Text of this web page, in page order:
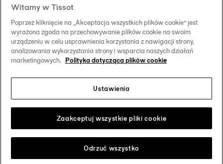
Kontakt
Co nas wyróżnia
Obserwuj nas w mediach społecznościowych
Zmień swój kraj/region Tissot Copyrights 2026
Witamy w Tissot
Poprzez kliknięcie na „Akceptacja wszystkich plików cookie” jest
wyrażona zgoda na przechowywanie plików cookie na swoim
urządzeniu w celu usprawnienia korzystania z nawigacji strony,
analizowania wykorzystania strony i wsparcia naszych działań
marketingowych. Polityka dotycząca plików cookie
Ustawienia
Odrzuć wszystko
Zaakceptuj wszystkie pliki cookie